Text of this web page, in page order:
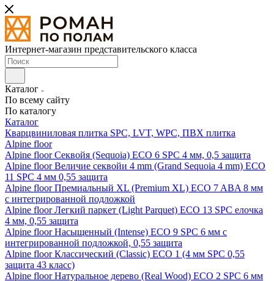
Интернет-магазин представительского класса
Каталог
По всему сайту
По каталогу
Каталог
Кварцвиниловая плитка SPC, LVT, WPC, ПВХ плитка
Alpine floor
Alpine floor Секвойя (Sequoia) ECO 6 SPC 4 мм, 0,5 защита
Alpine floor Величие секвойи 4 mm (Grand Sequoia 4 mm) ECO
11 SPC 4 мм 0,55 защита
Alpine floor Премиальный XL (Premium XL) ECO 7 ABA 8 мм
с интегрированной подложкой
Alpine floor Легкий паркет (Light Parquet) ECO 13 SPC елочка
4 мм, 0,55 защита
Alpine floor Насыщенный (Intense) ECO 9 SPC 6 мм с
интегрированной подложкой, 0,55 защита
Alpine floor Классический (Classic) ECO 1 (4 мм SPC 0,55
защита 43 класс)
Alpine floor Натуральное дерево (Real Wood) ECO 2 SPC 6 мм